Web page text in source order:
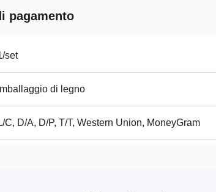
pagamento
set
Imballaggio di legno
C, D/A, D/P, T/T, Western Union, MoneyGram